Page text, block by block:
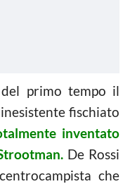
primo tempo il
fischiato
inventato
De Rossi
che